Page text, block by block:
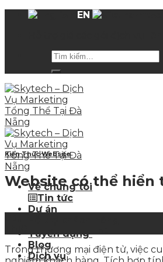
EN
Về chúng tôi
Tin tức
Dự án
Tuyển dụng
Blog
Dịch vụ
Kiến Thức Website
Website có thể hiển
Trong thương mại điện tử, việc